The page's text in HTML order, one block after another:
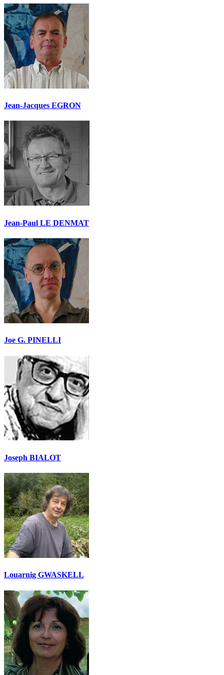
Jean-Jacques EGRON
Jean-Paul LE DENMAT
Joe G. PINELLI
Joseph BIALOT
Louarnig GWASKELL